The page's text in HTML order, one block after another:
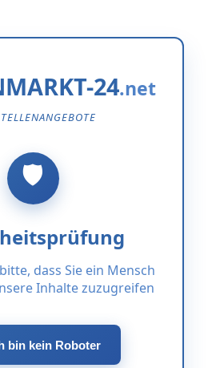
24
dass Sie ein Mensch
Inhalte zuzugreifen
bin kein Roboter